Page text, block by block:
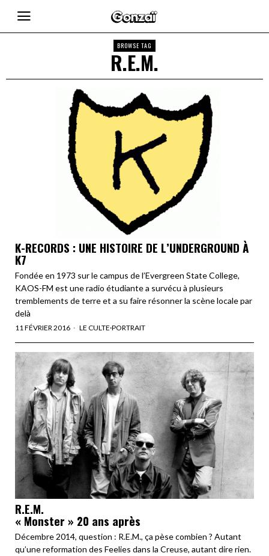
BROWSE TAG
R.E.M.
K-RECORDS : UNE HISTOIRE DE L’UNDERGROUND À
K7
Fondée en 1973 sur le campus de l’Evergreen State College,
KAOS-FM est une radio étudiante a survécu à plusieurs
tremblements de terre et a su faire résonner la scène locale par
delà
11 FÉVRIER 2016 LE CULTE·PORTRAIT
R.E.M.
« Monster » 20 ans après
Décembre 2014, question : R.E.M., ça pèse combien ? Autant
qu’une reformation des Feelies dans la Creuse, autant dire rien.